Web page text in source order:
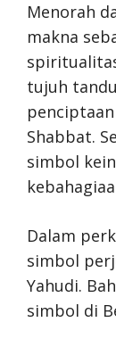
Menorah
makna
tujuh
Shabbat.
simbol
Dalam
simbol
Yahudi.
simbol di